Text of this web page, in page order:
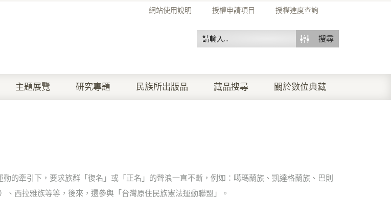
網站使用說明 授權申請項目 授權進度查詢
搜尋
主題展覽 研究專題 民族所出版品 藏品搜尋 關於數位典藏
的牽引下，要求族群「復名」或「正名」的聲浪一直不斷，例如：噶瑪蘭族、凱達格蘭族、巴則
西拉雅族等等，後來，還參與「台灣原住民族憲法運動聯盟」。